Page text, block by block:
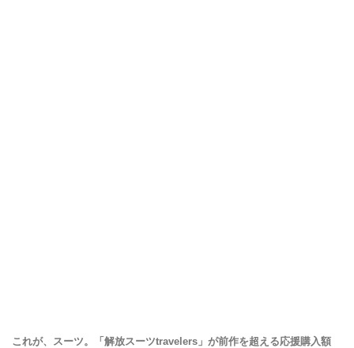
これが、スーツ。「解放スーツtravelers」が前作を超える応援購入額